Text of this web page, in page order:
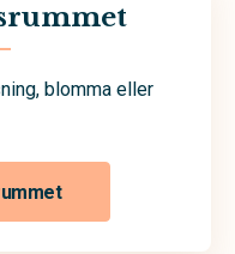
blomma eller